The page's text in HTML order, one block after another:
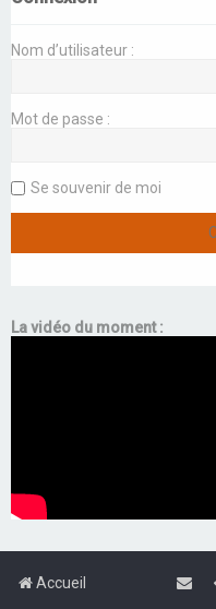
Nom d’utilisateur :
Mot de passe :
Se souvenir de moi
La vidéo du moment :
Accueil